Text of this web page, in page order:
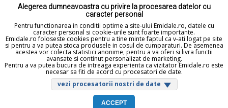
Alegerea dumneavoastra cu privire la procesarea datelor cu
caracter personal
Pentru functionarea in conditii optime a site-ului Emidale.ro, datele cu
caracter personal si cookie-urile sunt foarte importante.
Emidale.ro foloseste cookies pentru a tine minte faptul ca v-ati logat pe site
si pentru a va putea stoca produsele in cosul de cumparaturi. De asemenea
acestea vor colecta statistici anonime, pentru a va oferi si livra functii
avansate si continut personalizat de marketing.
Pentru a va putea bucura de intreaga experienta ca vizitator Emidale.ro este
necesar sa fiti de acord cu procesatori de date.
vezi procesatorii nostri de date
ACCEPT
Blog
ANPC
office@emidale.ro
© Copyright 2015 - 2026 emidale.ro